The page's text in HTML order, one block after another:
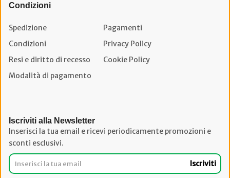
Condizioni
Spedizione
Pagamenti
Condizioni
Privacy Policy
Resi e diritto di recesso
Cookie Policy
Modalità di pagamento
Iscriviti alla Newsletter
Inserisci la tua email e ricevi periodicamente promozioni e
sconti esclusivi.
Iscriviti